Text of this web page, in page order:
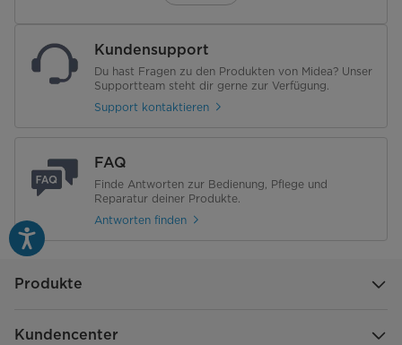
Baumwolle
Jeans
Kaltwäsche
Kundensupport
Du hast Fragen zu den Produkten von Midea? Unser
Supportteam steht dir gerne zur Verfügung.
Support kontaktieren
FAQ
Finde Antworten zur Bedienung, Pflege und
Reparatur deiner Produkte.
Antworten finden
Produkte
Kundencenter